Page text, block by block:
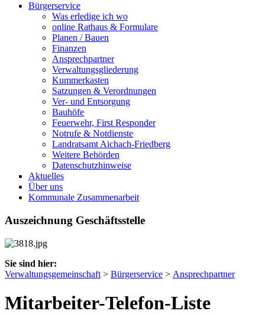
Bürgerservice
Was erledige ich wo
online Rathaus & Formulare
Planen / Bauen
Finanzen
Ansprechpartner
Verwaltungsgliederung
Kummerkasten
Satzungen & Verordnungen
Ver- und Entsorgung
Bauhöfe
Feuerwehr, First Responder
Notrufe & Notdienste
Landratsamt Aichach-Friedberg
Weitere Behörden
Datenschutzhinweise
Aktuelles
Über uns
Kommunale Zusammenarbeit
Auszeichnung Geschäftsstelle
Sie sind hier:
Verwaltungsgemeinschaft > Bürgerservice > Ansprechpartner
Mitarbeiter-Telefon-Liste